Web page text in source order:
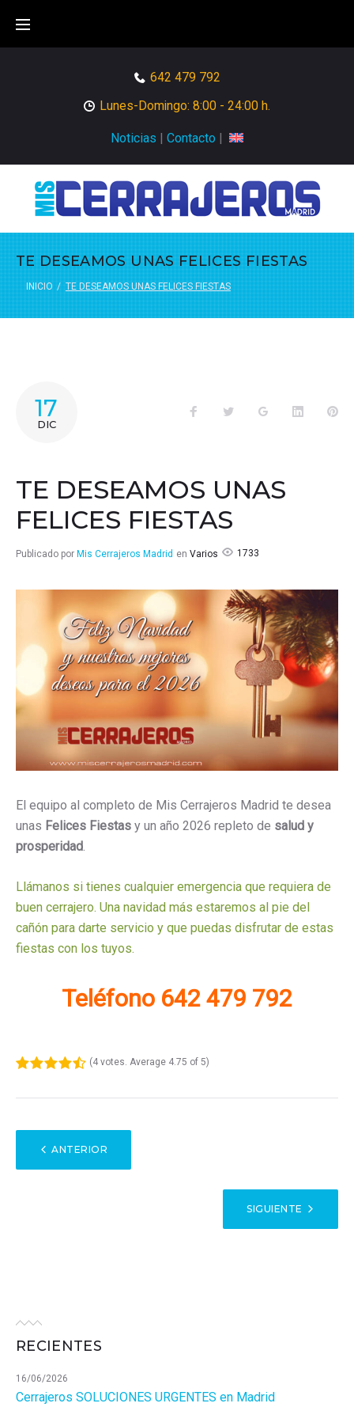
content
642 479 792
Lunes-Domingo: 8:00 - 24:00 h.
Noticias | Contacto |
TE DESEAMOS UNAS FELICES FIESTAS
INICIO / TE DESEAMOS UNAS FELICES FIESTAS
17
DIC
FacebookTwitter Google+ LinkedIn
TE DESEAMOS UNAS
FELICES FIESTAS
Publicado por Mis Cerrajeros Madrid en Varios 1733
El equipo al completo de Mis Cerrajeros Madrid te desea
unas Felices Fiestasy un año 2026 repleto de salud y
prosperidad.
Llámanos si tienes cualquier emergencia que requiera de
buen cerrajero. Una navidad más estaremos al pie del
cañón para darte servicio y que puedas disfrutar de estas
fiestas con los tuyos.
Teléfono 642 479 792
(4 votes. Average 4.75 of 5)
NAVEGACIÓN
DE
ANTERIOR
SIGUIENTE
RECIENTES
Cerrajeros SOLUCIONES URGENTES en Madrid
16/06/2026